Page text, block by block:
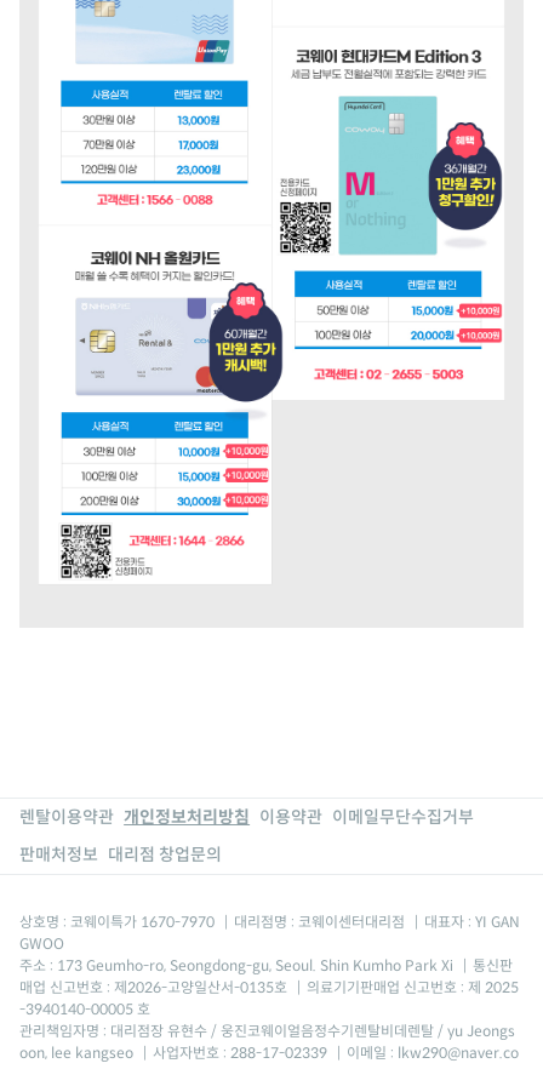
렌탈이용약관 개인정보처리방침 이용약관 이메일무단수집거부
판매처정보 대리점 창업문의
상호명 : 코웨이특가 1670-7970 대리점명 : 코웨이센터대리점
대표자 : YI GAN
GWOO
주소 : 173 Geumho-ro, Seongdong-gu, Seoul. Shin Kumho Park Xi
통신판
매업 신고번호 : 제2026-고양일산서-0135호
의료기기판매업 신고번호 : 제 2025
-3940140-00005 호
관리책임자명 : 대리점장 유현수 / 웅진코웨이얼음정수기렌탈비데렌탈 / yu Jeongs
oon, lee kangseo
사업자번호 : 288-17-02339
이메일 : lkw290@naver.co